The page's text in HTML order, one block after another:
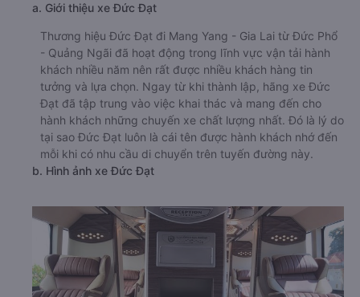
a. Giới thiệu xe Đức Đạt
Thương hiệu Đức Đạt đi Mang Yang - Gia Lai từ Đức Phổ
- Quảng Ngãi đã hoạt động trong lĩnh vực vận tải hành
khách nhiều năm nên rất được nhiều khách hàng tin
tưởng và lựa chọn. Ngay từ khi thành lập, hãng xe Đức
Đạt đã tập trung vào việc khai thác và mang đến cho
hành khách những chuyến xe chất lượng nhất. Đó là lý do
tại sao Đức Đạt luôn là cái tên được hành khách nhớ đến
mỗi khi có nhu cầu di chuyển trên tuyến đường này.
b. Hình ảnh xe Đức Đạt